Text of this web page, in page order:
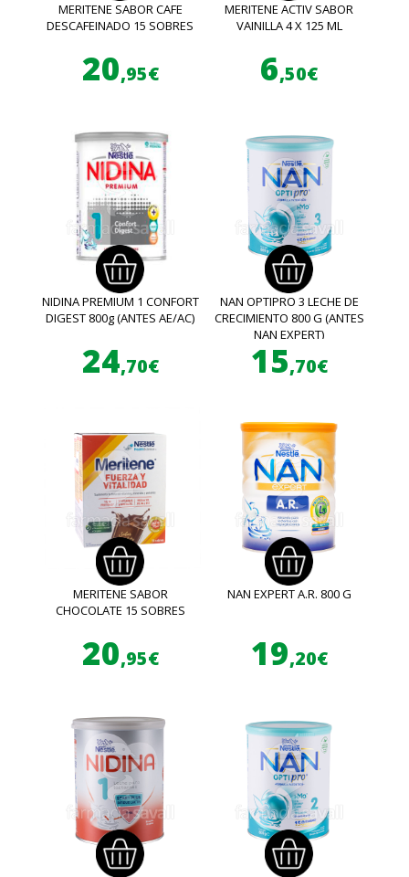
MERITENE SABOR CAFE
DESCAFEINADO 15 SOBRES
20,95€
MERITENE ACTIV SABOR
VAINILLA 4 X 125 ML
6,50€
NIDINA PREMIUM 1 CONFORT
DIGEST 800g (ANTES AE/AC)
24,70€
NAN OPTIPRO 3 LECHE DE
CRECIMIENTO 800 G (ANTES
NAN EXPERT)
15,70€
MERITENE SABOR
CHOCOLATE 15 SOBRES
20,95€
NAN EXPERT A.R. 800 G
19,20€